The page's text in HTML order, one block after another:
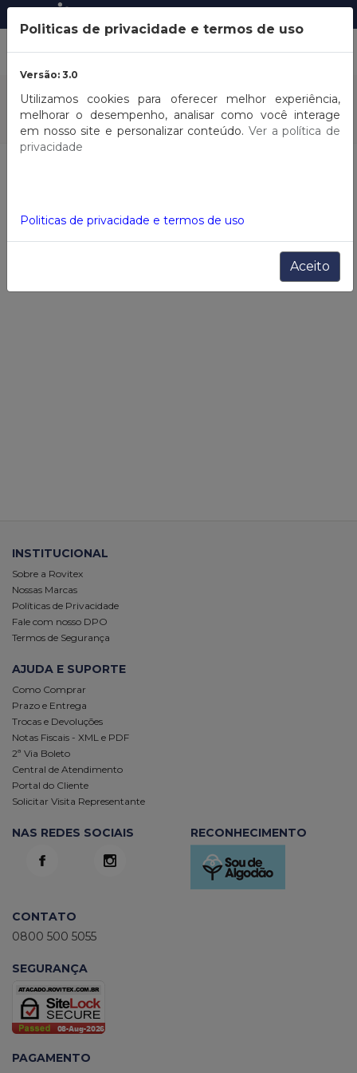
Filtros
INSTITUCIONAL
Sobre a Rovitex
Nossas Marcas
Políticas de Privacidade
Fale com nosso DPO
Termos de Segurança
AJUDA E SUPORTE
Como Comprar
Prazo e Entrega
Trocas e Devoluções
Notas Fiscais - XML e PDF
2ª Via Boleto
Central de Atendimento
Portal do Cliente
Solicitar Visita Representante
NAS REDES SOCIAIS
CONTATO
0800 500 5055
RECONHECIMENTO
SEGURANÇA
PAGAMENTO
Politicas de privacidade e termos de uso
Versão: 3.0
Utilizamos cookies para oferecer melhor experiência,
melhorar o desempenho, analisar como você interage
em nosso site e personalizar conteúdo. Ver a política de
privacidade
Politicas de privacidade e termos de uso
Aceito